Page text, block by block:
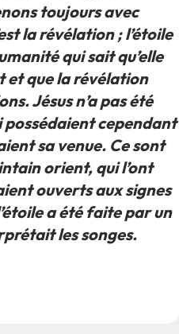
toujours avec
la révélation ; l’étoile
qui sait qu’elle
et que la révélation
Jésus n’a pas été
possédaient cependant
sa venue. Ce sont
orient, qui l’ont
ouverts aux signes
a été faite par un
les songes.